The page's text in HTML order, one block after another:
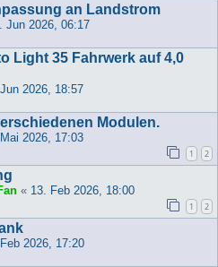
an Landstrom
Jun 2026, 06:17
Light 35 Fahrwerk auf 4,0
2026, 18:57
Modulen.
2026, 17:03
1 2
« 13. Feb 2026, 18:00
1 2
2026, 17:20